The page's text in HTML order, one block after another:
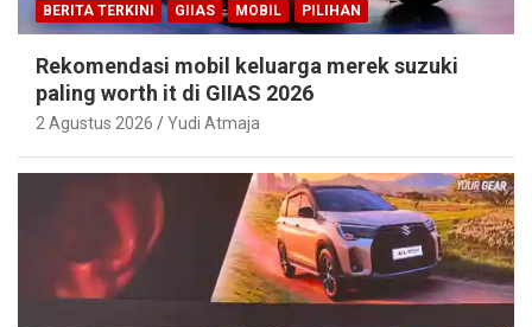
BERITA TERKINI GIIAS MOBIL PILIHAN
Rekomendasi mobil keluarga merek suzuki
paling worth it di GIIAS 2026
2 Agustus 2026 Yudi Atmaja